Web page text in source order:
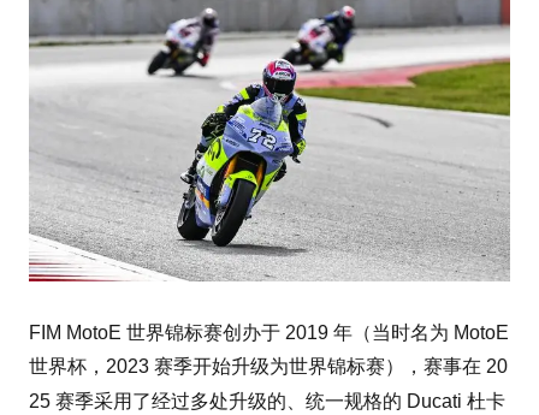
FIM MotoE 世界锦标赛创办于 2019 年（当时名为 MotoE
世界杯，2023 赛季开始升级为世界锦标赛），赛事在 20
25 赛季采用了经过多处升级的、统一规格的 Ducati 杜卡